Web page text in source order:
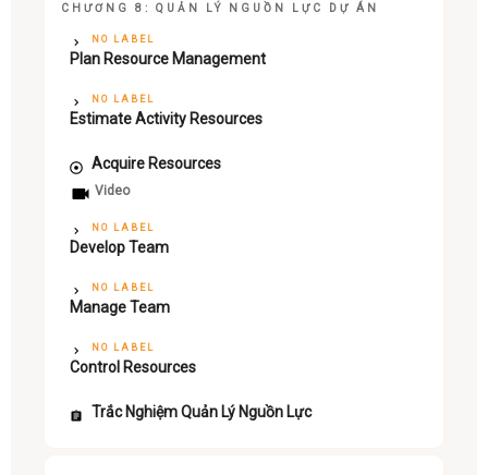
CHƯƠNG 8: QUẢN LÝ NGUỒN LỰC DỰ ÁN
NO LABEL
Plan Resource Management
NO LABEL
Estimate Activity Resources
Acquire Resources
Video
NO LABEL
Develop Team
NO LABEL
Manage Team
NO LABEL
Control Resources
Trắc Nghiệm Quản Lý Nguồn Lực